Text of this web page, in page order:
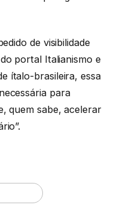
de visibilidade
portal Italianismo e
ítalo-brasileira, essa
para
quem sabe, acelerar